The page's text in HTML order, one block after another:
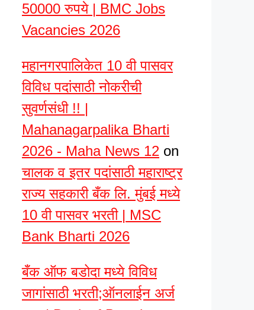
50000 रुपये | BMC Jobs
Vacancies 2026
महानगरपालिकेत 10 वी पासवर
विविध पदांसाठी नोकरीची
सुवर्णसंधी !! |
Mahanagarpalika Bharti
2026 - Maha News 12 on
चालक व इतर पदांसाठी महाराष्ट्र
राज्य सहकारी बँक लि. मुंबई मध्ये
10 वी पासवर भरती | MSC
Bank Bharti 2026
बँक ऑफ बडोदा मध्ये विविध
जागांसाठी भरती;ऑनलाईन अर्ज